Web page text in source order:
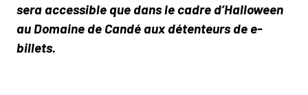
sera accessible que dans le cadre d’Halloween
au Domaine de Candé aux détenteurs de e-
billets.